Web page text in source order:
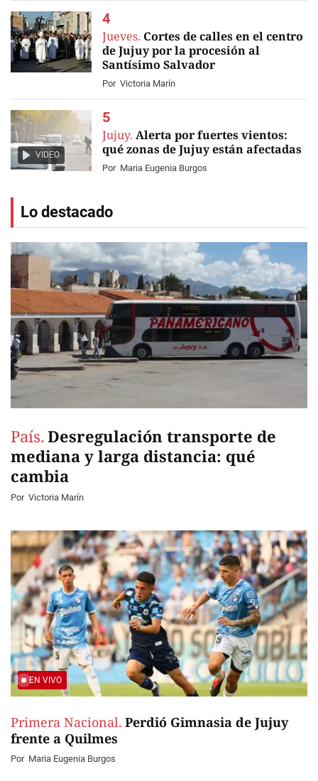
Jueves. Cortes de calles en el centro
de Jujuy por la procesión al
Santísimo Salvador
Por Victoria Marín
VIDEO
Jujuy. Alerta por fuertes vientos:
qué zonas de Jujuy están afectadas
Por Maria Eugenia Burgos
Lo destacado
País. Desregulación transporte de
mediana y larga distancia: qué
cambia
Por Victoria Marín
EN VIVO
Primera Nacional. Perdió Gimnasia de Jujuy
frente a Quilmes
Por Maria Eugenia Burgos